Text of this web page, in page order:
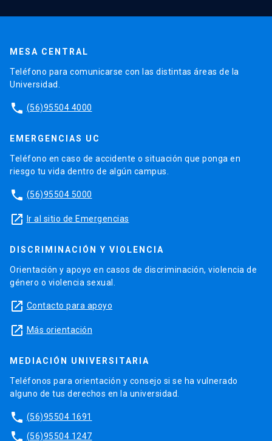
MESA CENTRAL
Teléfono para comunicarse con las distintas áreas de la
Universidad.
phone (56)95504 4000
EMERGENCIAS UC
Teléfono en caso de accidente o situación que ponga en
riesgo tu vida dentro de algún campus.
phone (56)95504 5000
launch Ir al sitio de Emergencias
DISCRIMINACIÓN Y VIOLENCIA
Orientación y apoyo en casos de discriminación, violencia de
género o violencia sexual.
launch Contacto para apoyo
launch Más orientación
MEDIACIÓN UNIVERSITARIA
Teléfonos para orientación y consejo si se ha vulnerado
alguno de tus derechos en la universidad.
phone (56)95504 1691
phone (56)95504 1247